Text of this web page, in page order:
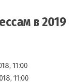
в 2019
11:00
11:00